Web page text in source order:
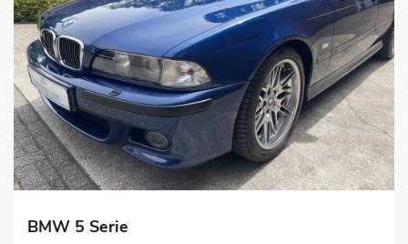
BMW 5 Serie